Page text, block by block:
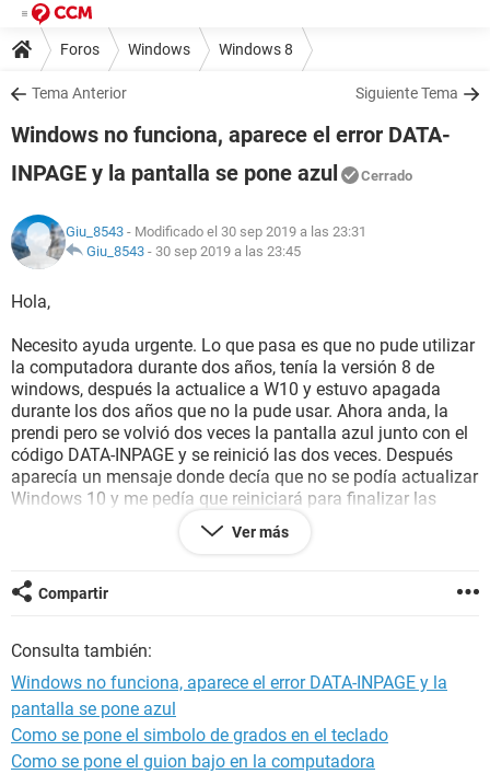
Foros Windows Windows 8
Tema Anterior Siguiente Tema
Windows no funciona, aparece el error DATA-
INPAGE y la pantalla se pone azul
Cerrado
Giu_8543 - Modificado el 30 sep 2019 a las 23:31
Giu_8543 - 30 sep 2019 a las 23:45
Hola,
Necesito ayuda urgente. Lo que pasa es que no pude utilizar
la computadora durante dos años, tenía la versión 8 de
windows, después la actualice a W10 y estuvo apagada
durante los dos años que no la pude usar. Ahora anda, la
prendi pero se volvió dos veces la pantalla azul junto con el
código DATA-INPAGE y se reinició las dos veces. Después
aparecía un mensaje donde decía que no se podía actualizar
Windows 10 y me pedía que reiniciará para finalizar las
actualizaciones. Bueno lo reinicie y nada. Entonces, entre en
copia de seguridad y le di click a la opción de restablecer
me deja entrar porque me pide contraseña de mi cuenta de
Microsoft, pero no se cual es y me aparecen también los
favor alguien que me ayude, necesito urgente la
computadora para hacer unos trabajos de la facultad y no
puedo borrar los archivos porque tengo cosas importantes
del trabajo y la facultad.
Gracias
Ver más
Compartir
Consulta también:
Windows no funciona, aparece el error DATA-INPAGE y la
pantalla se pone azul
Como se pone el simbolo de grados en el teclado
Como se pone el guion bajo en la computadora